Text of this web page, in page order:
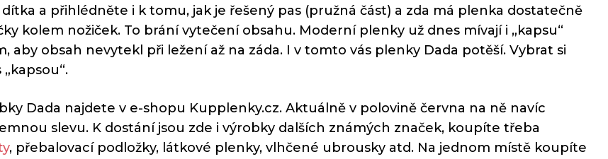
a přihlédněte i k tomu, jak je řešený pas (pružná část) a zda má plenka dostatečně
kolem nožiček. To brání vytečení obsahu. Moderní plenky už dnes mívají i „kapsu“
aby obsah nevytekl při ležení až na záda. I v tomto vás plenky Dada potěší. Vybrat si
Dada najdete v e-shopu Kupplenky.cz. Aktuálně v polovině června na ně navíc
slevu. K dostání jsou zde i výrobky dalších známých značek, koupíte třeba
, přebalovací podložky, látkové plenky, vlhčené ubrousky atd. Na jednom místě koupíte